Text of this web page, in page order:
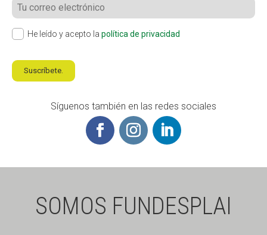
He leído y acepto la política de privacidad
Suscríbete.
Síguenos también en las redes sociales
SOMOS FUNDESPLAI